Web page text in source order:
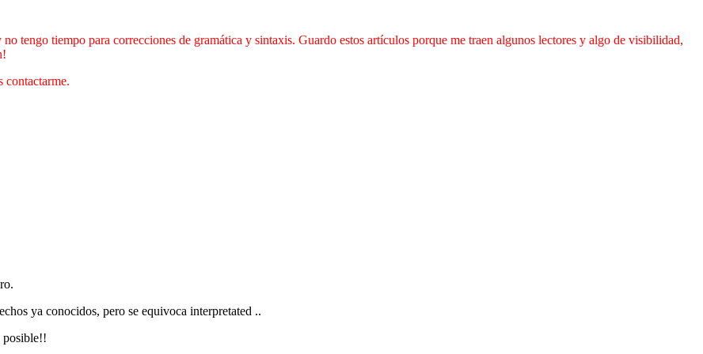
tengo tiempo para correcciones de gramática y sintaxis. Guardo estos artículos porque me traen algunos lectores y algo de visibilidad,
contactarme.
ya conocidos, pero se equivoca interpretated ..
posible!!